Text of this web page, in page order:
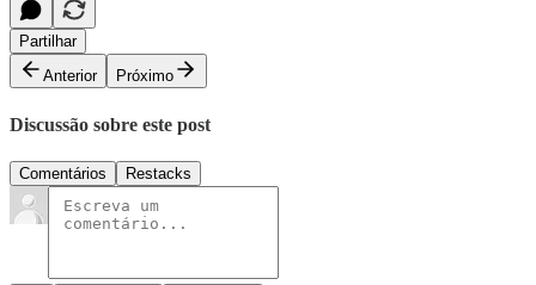
Partilhar
Anterior
Próximo
Discussão sobre este post
Comentários Restacks